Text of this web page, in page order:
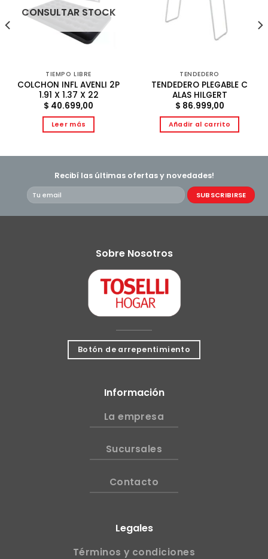
CONSULTAR STOCK
TIEMPO LIBRE
COLCHON INFL AVENLI 2P
1.91 X 1.37 X 22
$ 40.699,00
Leer más
TENDEDERO
TENDEDERO PLEGABLE C
ALAS HILGERT
$ 86.999,00
Añadir al carrito
Recibí las últimas ofertas y novedades!
Sobre Nosotros
Botón de arrepentimiento
Información
La empresa
Sucursales
Contacto
Legales
Términos y condiciones